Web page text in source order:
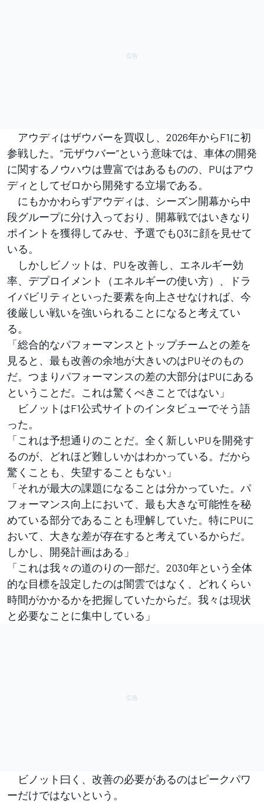
アウディはザウバーを買収し、2026年からF1に初
参戦した。”元ザウバー”という意味では、車体の開発
に関するノウハウは豊富ではあるものの、PUはアウ
ディとしてゼロから開発する立場である。
にもかかわらずアウディは、シーズン開幕から中
段グループに分け入っており、開幕戦ではいきなり
ポイントを獲得してみせ、予選でもQ3に顔を見せて
いる。
しかしビノットは、PUを改善し、エネルギー効
率、デプロイメント（エネルギーの使い方）、ドラ
イバビリティといった要素を向上させなければ、今
後厳しい戦いを強いられることになると考えてい
る。
「総合的なパフォーマンスとトップチームとの差を
見ると、最も改善の余地が大きいのはPUそのもの
だ。つまりパフォーマンスの差の大部分はPUにある
ということだ。これは驚くべきことではない」
ビノットはF1公式サイトのインタビューでそう語
った。
「これは予想通りのことだ。全く新しいPUを開発す
るのが、どれほど難しいかはわかっている。だから
驚くことも、失望することもない」
「それが最大の課題になることは分かっていた。パ
フォーマンス向上において、最も大きな可能性を秘
めている部分であることも理解していた。特にPUに
おいて、大きな差が存在すると考えているからだ。
しかし、開発計画はある」
「これは我々の道のりの一部だ。2030年という全体
的な目標を設定したのは闇雲ではなく、どれくらい
時間がかかるかを把握していたからだ。我々は現状
と必要なことに集中している」
ビノット曰く、改善の必要があるのはピークパワ
ーだけではないという。